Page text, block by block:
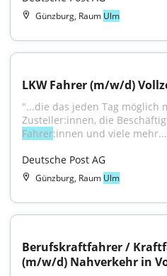
Günzburg, Raum Ulm
LKW Fahrer (m/w/d)
"...die das jeden Tag möglich
Zusteller:innen, die
Fahrer:innen und viele
Deutsche Post AG
Günzburg, Raum Ulm
Berufskraftfahrer /
(m/w/d) Nahverkehr in